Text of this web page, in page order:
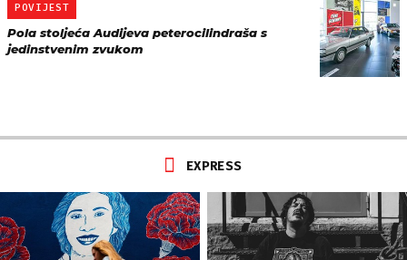
POVIJEST
Pola stoljeća Audijeva peterocilindraša s
jedinstvenim zvukom